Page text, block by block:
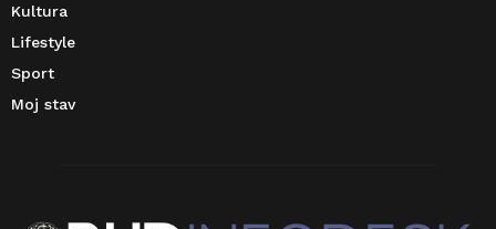
Kultura
Lifestyle
Sport
Moj stav